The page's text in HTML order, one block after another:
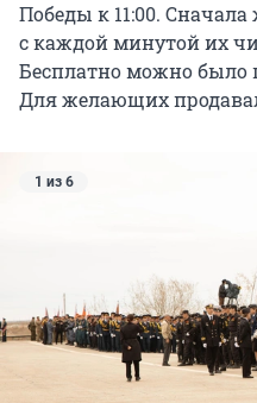
Победы к 11:00.
с каждой минутой их
Бесплатно можно было
Для желающих
1 из 6